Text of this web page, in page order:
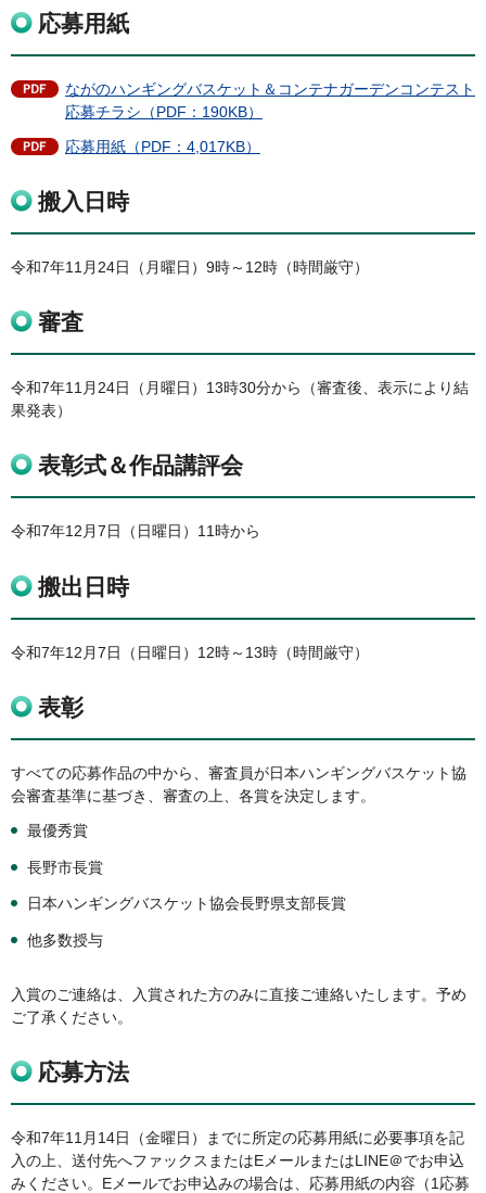
応募用紙
ながのハンギングバスケット＆コンテナガーデンコンテスト
応募チラシ（PDF：190KB）
応募用紙（PDF：4,017KB）
搬入日時
令和7年11月24日（月曜日）9時～12時（時間厳守）
審査
令和7年11月24日（月曜日）13時30分から（審査後、表示により結
果発表）
表彰式＆作品講評会
令和7年12月7日（日曜日）11時から
搬出日時
令和7年12月7日（日曜日）12時～13時（時間厳守）
表彰
すべての応募作品の中から、審査員が日本ハンギングバスケット協
会審査基準に基づき、審査の上、各賞を決定します。
最優秀賞
長野市長賞
日本ハンギングバスケット協会長野県支部長賞
他多数授与
入賞のご連絡は、入賞された方のみに直接ご連絡いたします。予め
ご了承ください。
応募方法
令和7年11月14日（金曜日）までに所定の応募用紙に必要事項を記
入の上、送付先へファックスまたはEメールまたはLINE＠でお申込
みください。Eメールでお申込みの場合は、応募用紙の内容（1応募